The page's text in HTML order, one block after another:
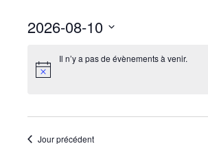
2026-08-10
DATE.
Il n’y a pas de évènements à venir.
Jour précédent